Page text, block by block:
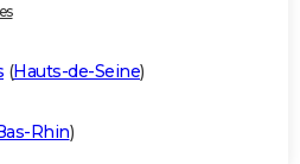
(Hauts-de-Seine)
Rhin)